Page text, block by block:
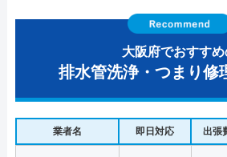
大阪府でおすすめ
排水管洗浄・つまり修
業者名 即日対応 出張